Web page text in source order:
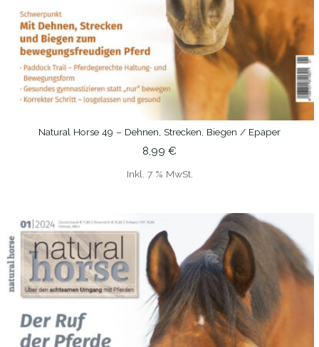
IN DEN WARENKORB
Natural Horse 49 – Dehnen, Strecken, Biegen / Epaper
8,99 €
Inkl. 7 % MwSt.